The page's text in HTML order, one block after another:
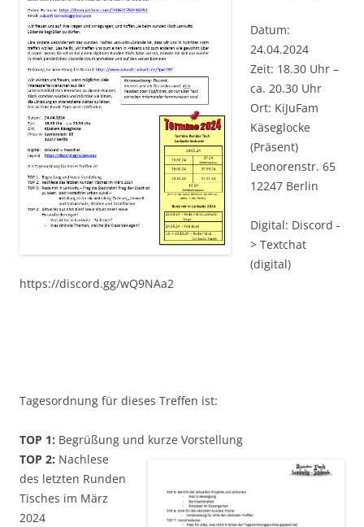
Datum:
24.04.2024
Zeit: 18.30 Uhr –
ca. 20.30 Uhr
Ort: KiJuFam
Käseglocke
(Präsent)
Leonorenstr. 65
12247 Berlin
Digital: Discord -
> Textchat
(digital)
https://discord.gg/wQ9NAa2
Tagesordnung für dieses Treffen ist:
TOP 1: Begrüßung und kurze Vorstellung
TOP 2: Nachlese
des letzten Runden
Tisches im März
2024